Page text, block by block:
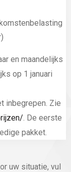
en maandelijks
op 1 januari
inbegrepen. Zie
. De eerste
pakket.
uw situatie, vul